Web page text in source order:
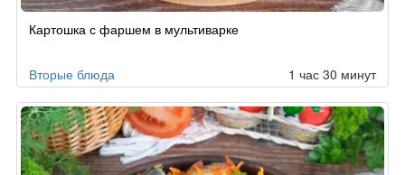
Картошка с фаршем в мультиварке
Вторые блюда 1 час 30 минут